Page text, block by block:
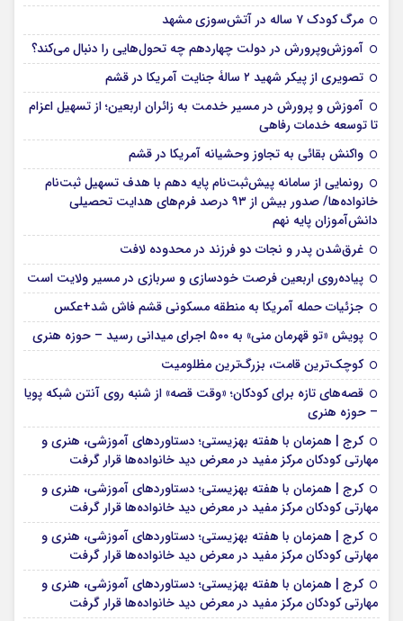
مرگ کودک ۷ ساله در آتش‌سوزی مشهد
آموزش‌وپرورش در دولت چهاردهم چه تحول‌هایی را دنبال می‌کند؟
تصویری از پیکر شهید ۲ سالۀ جنایت آمریکا در قشم
آموزش و پرورش در مسیر خدمت به زائران اربعین؛ از تسهیل اعزام
تا توسعه خدمات رفاهی
واکنش بقائی به تجاوز وحشیانه آمریکا در قشم
رونمایی از سامانه پیش‌ثبت‌نام پایه دهم با هدف تسهیل ثبت‌نام
خانواده‌ها/ صدور بیش از ۹۳ درصد فرم‌های هدایت تحصیلی
دانش‌آموزان پایه نهم
غرق‌شدن پدر و نجات دو فرزند در محدوده لافت
پیاده‌روی اربعین فرصت خودسازی و سربازی در مسیر ولایت است
جزئیات حمله آمریکا به منطقه مسکونی قشم فاش شد+عکس
پویش «تو قهرمان منی» به ۵۰۰ اجرای میدانی رسید – حوزه هنری
کوچک‌ترین قامت، بزرگ‌ترین مظلومیت
قصه‌های تازه برای کودکان؛ «وقت قصه» از شنبه روی آنتن شبکه پویا
– حوزه هنری
کرج | همزمان با هفته بهزیستی؛ دستاوردهای آموزشی، هنری و
مهارتی کودکان مرکز مفید در معرض دید خانواده‌ها قرار گرفت
کرج | همزمان با هفته بهزیستی؛ دستاوردهای آموزشی، هنری و
مهارتی کودکان مرکز مفید در معرض دید خانواده‌ها قرار گرفت
کرج | همزمان با هفته بهزیستی؛ دستاوردهای آموزشی، هنری و
مهارتی کودکان مرکز مفید در معرض دید خانواده‌ها قرار گرفت
کرج | همزمان با هفته بهزیستی؛ دستاوردهای آموزشی، هنری و
مهارتی کودکان مرکز مفید در معرض دید خانواده‌ها قرار گرفت